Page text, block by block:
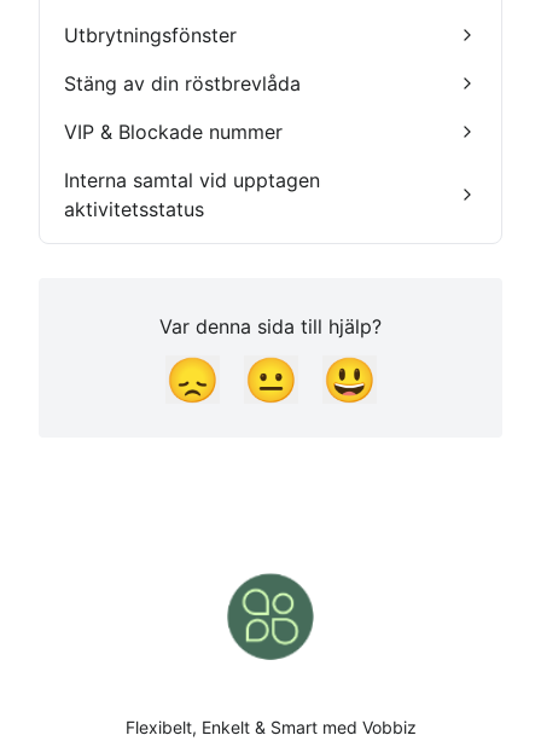
Utbrytningsfönster
Stäng av din röstbrevlåda
VIP & Blockade nummer
Interna samtal vid upptagen
aktivitetsstatus
Var denna sida till hjälp?
😞 😐 😃
Flexibelt, Enkelt & Smart med Vobbiz